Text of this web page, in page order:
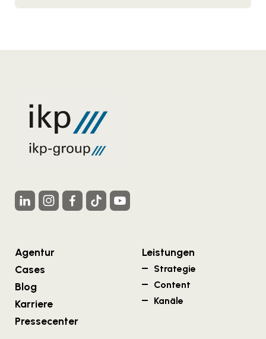
Agentur
Cases
Blog
Karriere
Pressecenter
Leistungen
Strategie
Content
Kanäle